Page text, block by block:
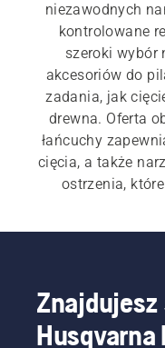
niezawodnych
kontrolowane
szeroki wybór
akcesoriów do
zadania, jak
drewna. Oferta
łańcuchy
cięcia, a także
ostrzenia,
siekiery i siekiery
do kłód i
udoskonalić
ścinania drzew i
Znajdujesz
Husqvarna